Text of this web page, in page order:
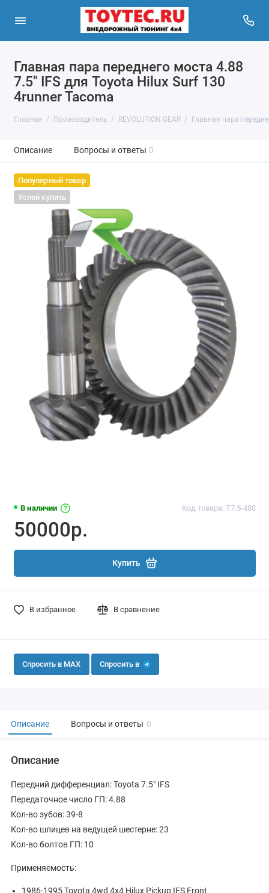
Главная пара переднего моста 4.88
7.5" IFS для Toyota Hilux Surf 130
4runner Tacoma
Главная Производитель REVOLUTION GEAR Главная пара
Описание Вопросы и ответы 0
Популярный товар
Успей купить
В наличии Код товара: T7.5-488
50000р.
Купить
В избранное В сравнение
Спросить в MAX Спросить в
Описание Вопросы и ответы 0
Описание
Передний дифференциал: Toyota 7.5" IFS
Передаточное число ГП: 4.88
Кол-во зубов: 39-8
Кол-во шлицев на ведущей шестерне: 23
Кол-во болтов ГП: 10
Применяемость:
1986-1995 Toyota 4wd 4x4 Hilux Pickup IFS Front